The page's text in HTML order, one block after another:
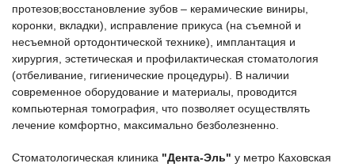
протезов;восстановление зубов – керамические виниры,
коронки, вкладки), исправление прикуса (на съемной и
несъемной ортодонтической технике), имплантация и
хирургия, эстетическая и профилактическая стоматология
(отбеливание, гигиенические процедуры). В наличии
современное оборудование и материалы, проводится
компьютерная томография, что позволяет осуществлять
лечение комфортно, максимально безболезненно.
Стоматологическая клиника "Дента-Эль" у метро Каховская